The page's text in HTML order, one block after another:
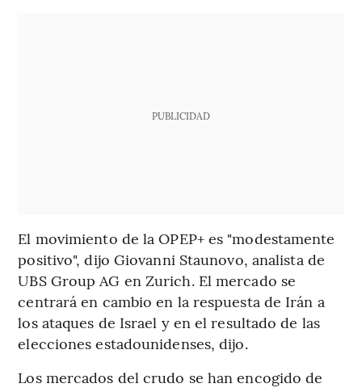
PUBLICIDAD
El movimiento de la OPEP+ es "modestamente
positivo", dijo Giovanni Staunovo, analista de
UBS Group AG en Zurich. El mercado se
centrará en cambio en la respuesta de Irán a
los ataques de Israel y en el resultado de las
elecciones estadounidenses, dijo.
Los mercados del crudo se han encogido de